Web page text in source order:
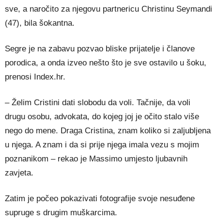
sve, a naročito za njegovu partnericu Christinu Seymandi
(47), bila šokantna.
Segre je na zabavu pozvao bliske prijatelje i članove
porodica, a onda izveo nešto što je sve ostavilo u šoku,
prenosi Index.hr.
– Želim Cristini dati slobodu da voli. Tačnije, da voli
drugu osobu, advokata, do kojeg joj je očito stalo više
nego do mene. Draga Cristina, znam koliko si zaljubljena
u njega. A znam i da si prije njega imala vezu s mojim
poznanikom – rekao je Massimo umjesto ljubavnih
zavjeta.
Zatim je počeo pokazivati fotografije svoje nesuđene
supruge s drugim muškarcima.